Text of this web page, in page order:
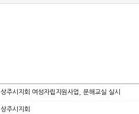
상주시지회 여성자립지원사업, 문해교실 실시
상주시지회